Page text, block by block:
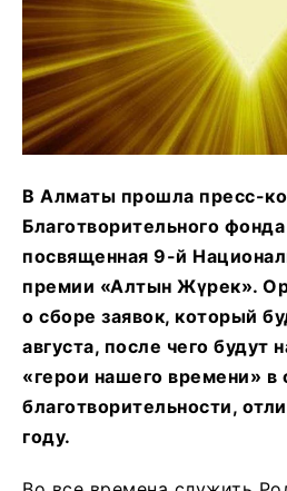
В Алматы прошла пресс-
Благотворительного
посвященная 9-й
премии «Алтын Жүрек».
о сборе заявок, который
августа, после чего будут
«герои нашего времени» в
благотворительности,
году.